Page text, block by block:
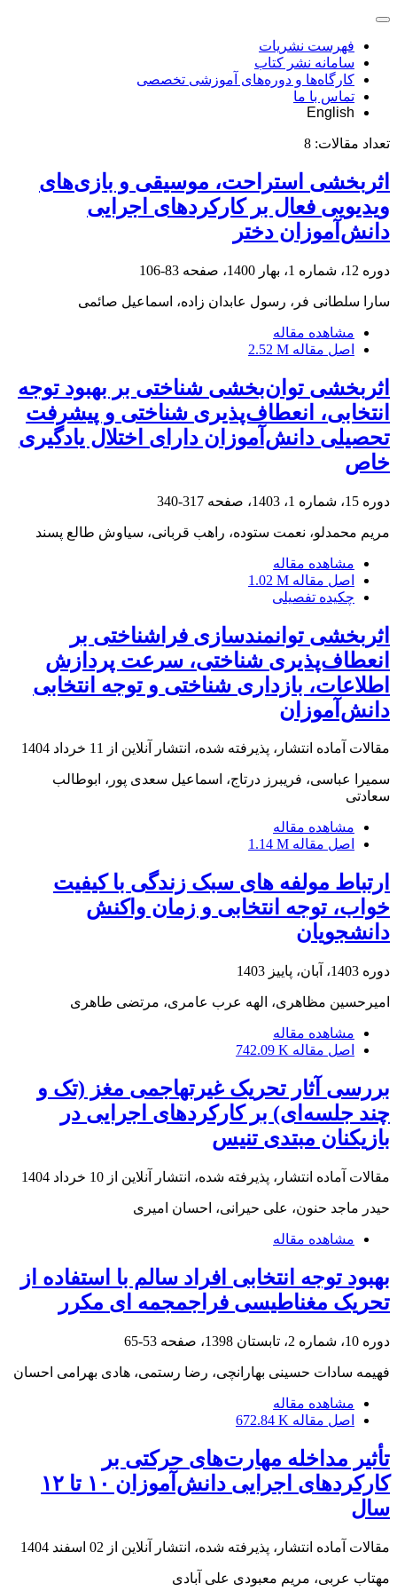
فهرست نشریات
سامانه نشر کتاب
کارگاه‌ها و دوره‌های آموزشی تخصصی
تماس با ما
English
تعداد مقالات: 8
اثربخشی استراحت، موسیقی و بازی‌های
ویدیویی فعال بر کارکردهای اجرایی
دانش‌آموزان دختر
دوره 12، شماره 1، بهار 1400، صفحه 83-106
سارا سلطانی فر، رسول عابدان زاده، اسماعیل صائمی
مشاهده مقاله
اصل مقاله 2.52 M
اثربخشی توان‌بخشی شناختی بر بهبود توجه
انتخابی، انعطاف‌پذیری شناختی و پیشرفت
تحصیلی دانش‌آموزان دارای اختلال یادگیری
خاص
دوره 15، شماره 1، 1403، صفحه 317-340
مریم محمدلو، نعمت ستوده، راهب قربانی، سیاوش طالع پسند
مشاهده مقاله
اصل مقاله 1.02 M
چکیده تفصیلی
اثربخشی توانمندسازی فراشناختی بر
انعطاف‌پذیری شناختی، سرعت پردازش
اطلاعات، بازداری شناختی و توجه انتخابی
دانش‌آموزان
مقالات آماده انتشار، پذیرفته شده، انتشار آنلاین از 11 خرداد 1404
سمیرا عباسی، فریبرز درتاج، اسماعیل سعدی پور، ابوطالب
سعادتی
مشاهده مقاله
اصل مقاله 1.14 M
ارتباط مولفه های سبک زندگی با کیفیت
خواب، توجه انتخابی و زمان واکنش
دانشجویان
دوره 1403، آبان، پاییز 1403
امیرحسین مظاهری، الهه عرب عامری، مرتضی طاهری
مشاهده مقاله
اصل مقاله 742.09 K
بررسی آثار تحریک غیرتهاجمی مغز (تک و
چند جلسه‌ای) بر کارکردهای اجرایی در
بازیکنان مبتدی تنیس
مقالات آماده انتشار، پذیرفته شده، انتشار آنلاین از 10 خرداد 1404
حیدر ماجد حنون، علی حیرانی، احسان امیری
مشاهده مقاله
بهبود توجه انتخابی افراد سالم با استفاده از
تحریک مغناطیسی فراجمجمه ای مکرر
دوره 10، شماره 2، تابستان 1398، صفحه 53-65
فهیمه سادات حسینی بهارانچی، رضا رستمی، هادی بهرامی احسان
مشاهده مقاله
اصل مقاله 672.84 K
تأثیر مداخله مهارت‌های حرکتی بر
کارکردهای اجرایی دانش‌آموزان ۱۰ تا ۱۲
سال
مقالات آماده انتشار، پذیرفته شده، انتشار آنلاین از 02 اسفند 1404
مهتاب عربی، مریم معبودی علی آبادی